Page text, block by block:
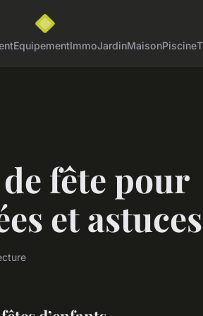
EquipementImmoJardinMaisonPiscine
fête pour
et astuces